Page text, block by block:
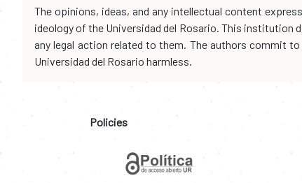
The opinions, ideas, and any intellectual content
ideology of the Universidad del Rosario. This institution
any legal action related to them. The authors commit
Universidad del Rosario harmless.
Policies